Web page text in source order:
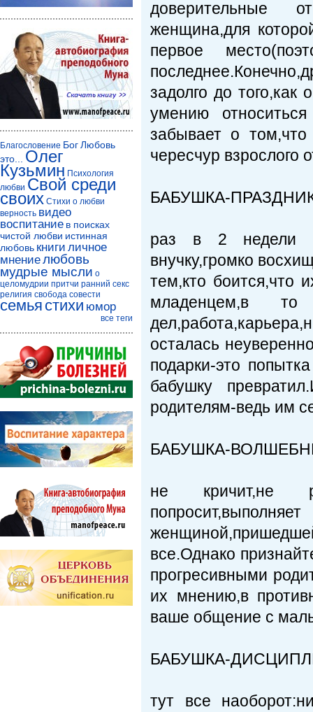
доверительные
женщина,для
первое
задолго до
умению
забывает о
чересчур взрослого
БАБУШКА-
раз в 2 недели
внучку,громко
тем,кто боится,что
младенцем,в
осталась
подарки-это
бабушку
родителям-ведь им
БАБУШКА-
не кричит,не
все.Однако
прогресивными
их мнению,в
ваше общение с
БАБУШКА-
тут все
Благословение БогЛюбовь
это...
Олег
Кузьмин Психология
любви Свой среди
своих Стихи о любви
верность видео
воспитание в поисках
чистой любви истинная
любовь книги личное
мнениелюбовь
мудрые мысли о
целомудрии притчи ранний секс
религия свобода совести
семья стихи юмор
все теги